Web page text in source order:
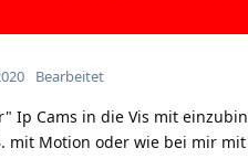
Bearbeitet
Ip Cams in die Vis mit
mit Motion oder wie bei mir